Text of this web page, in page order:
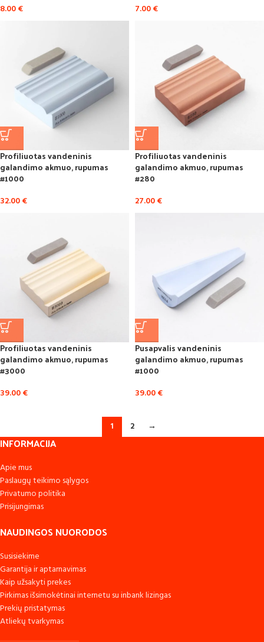
8.00€ 7.00€
Profiliuotas vandeninis
galandimo akmuo, rupumas
#1000
32.00€
Profiliuotas vandeninis
galandimo akmuo, rupumas
#280
27.00€
Profiliuotas vandeninis
galandimo akmuo, rupumas
#3000
39.00€
Pusapvalis vandeninis
galandimo akmuo, rupumas
#1000
39.00€
1 2 →
INFORMACIJA
Apie mus
Paslaugų teikimo sąlygos
Privatumo politika
Prisijungimas
NAUDINGOS NUORODOS
Susisiekime
Garantija ir aptarnavimas
Kaip užsakyti prekes
Pirkimas išsimokėtinai internetu su inbank lizingas
Prekių pristatymas
Atliekų tvarkymas